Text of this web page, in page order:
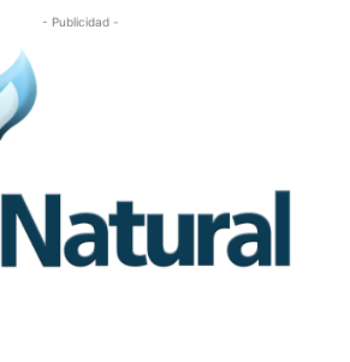
- Publicidad -